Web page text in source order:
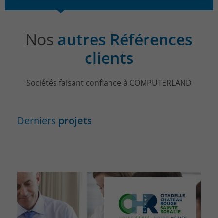
Nos autres Références
clients
Sociétés faisant confiance à COMPUTERLAND
Derniers projets